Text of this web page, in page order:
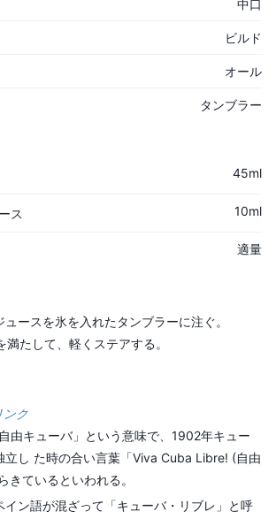
中口
ビルド
オール
タンブラー
45ml
ス 10ml
適量
ースを氷を入れたタンブラーに注ぐ。
たして、軽くステアする。
ンク
由キューバ」という意味で、1902年キュー
立し た時の合い言葉「Viva Cuba Libre! (自由
きているといわれる。
イン語が混ざって「キューバ・リブレ」と呼